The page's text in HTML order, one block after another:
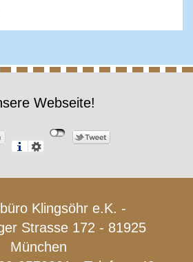
Webseite!
Klingsöhr e.K. -
Strasse 172 - 81925
München